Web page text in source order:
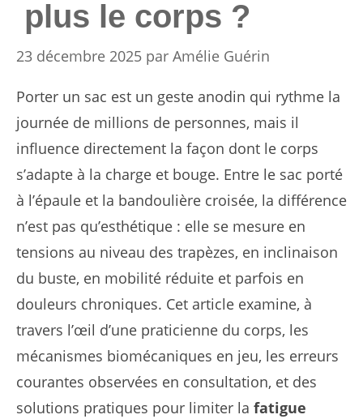
plus le corps ?
23 décembre 2025 par Amélie Guérin
Porter un sac est un geste anodin qui rythme la
journée de millions de personnes, mais il
influence directement la façon dont le corps
s’adapte à la charge et bouge. Entre le sac porté
à l’épaule et la bandoulière croisée, la différence
n’est pas qu’esthétique : elle se mesure en
tensions au niveau des trapèzes, en inclinaison
du buste, en mobilité réduite et parfois en
douleurs chroniques. Cet article examine, à
travers l’œil d’une praticienne du corps, les
mécanismes biomécaniques en jeu, les erreurs
courantes observées en consultation, et des
solutions pratiques pour limiter la fatigue